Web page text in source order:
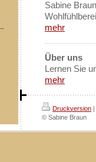
Sabine
mehr
Über uns
Lernen Sie
mehr
Druckversion |
© Sabine Braun